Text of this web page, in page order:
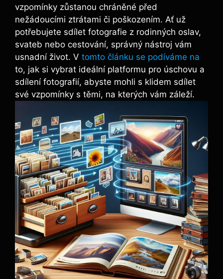
vzpomínky zůstanou chráněné před
nežádoucími ⁤ztrátami či poškozením. Ať už
potřebujete sdílet fotografie ⁣z ⁤rodinných oslav,
svateb nebo⁣ cestování,⁤ správný nástroj vám
usnadní život. V tomto článku se podíváme na
to, jak si vybrat ideální platformu pro ‌úschovu a
sdílení fotografií, abyste mohli s klidem sdílet
své vzpomínky s těmi, na kterých vám záleží.